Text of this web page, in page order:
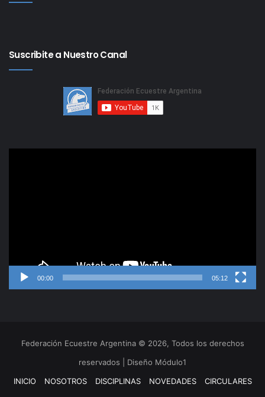
Suscribite a Nuestro Canal
00:00 05:12
Federación Ecuestre Argentina © 2026, Todos los derechos
reservados | Diseño Módulo1
INICIO
NOSOTROS DISCIPLINAS NOVEDADES
CIRCULARES